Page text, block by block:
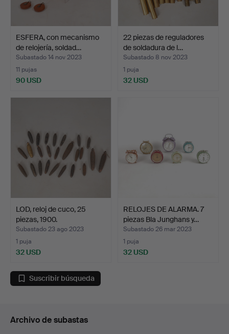
ESFERA, con mecanismo
de relojería, soldad…
Subastado 14 nov 2023
11 pujas
90 USD
22 piezas de reguladores
de soldadura de l…
Subastado 8 nov 2023
1 puja
32 USD
LOD, reloj de cuco, 25
piezas, 1900.
Subastado 23 ago 2023
1 puja
32 USD
RELOJES DE ALARMA. 7
piezas Bla Junghans y…
Subastado 26 mar 2023
1 puja
32 USD
Suscribir búsqueda
Archivo de subastas